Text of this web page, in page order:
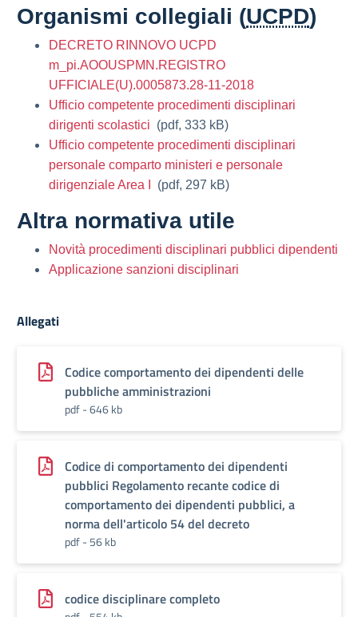
Organismi collegiali (UCPD)
DECRETO RINNOVO UCPD
m_pi.AOOUSPMN.REGISTRO
UFFICIALE(U).0005873.28-11-2018
Ufficio competente procedimenti disciplinari
dirigenti scolastici (pdf, 333 kB)
Ufficio competente procedimenti disciplinari
personale comparto ministeri e personale
dirigenziale Area I
(pdf, 297 kB)
Altra normativa utile
Novità procedimenti disciplinari pubblici dipendenti
Applicazione sanzioni disciplinari
Allegati
Codice comportamento dei dipendenti delle
pubbliche amministrazioni
pdf - 646 kb
Codice di comportamento dei dipendenti
pubblici Regolamento recante codice di
comportamento dei dipendenti pubblici, a
norma dell'articolo 54 del decreto
pdf - 56 kb
codice disciplinare completo